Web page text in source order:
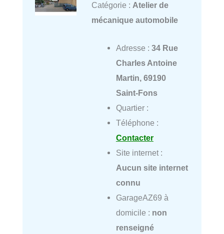
Catégorie : Atelier de
mécanique automobile
Adresse : 34 Rue
Charles Antoine
Martin, 69190
Saint-Fons
Quartier :
Téléphone :
Contacter
Site internet :
Aucun site internet
connu
GarageAZ69 à
domicile : non
renseigné